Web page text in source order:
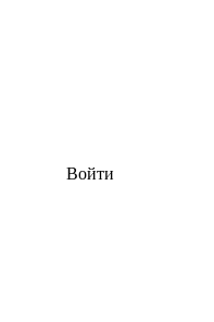
Войти